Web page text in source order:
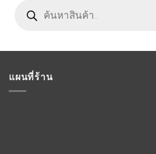
search
แผนที่ร้าน